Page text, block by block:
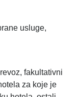
usluge,
fakultativni
za koje je